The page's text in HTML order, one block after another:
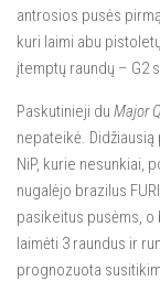
antrosios pusės
kuri laimi abu
įtemptų raundų – G2
Paskutinieji du Major
nepateikė.
NiP, kurie nesunkiai,
nugalėjo brazilus
pasikeitus pusėms,
laimėti 3 raundus ir
prognozuota